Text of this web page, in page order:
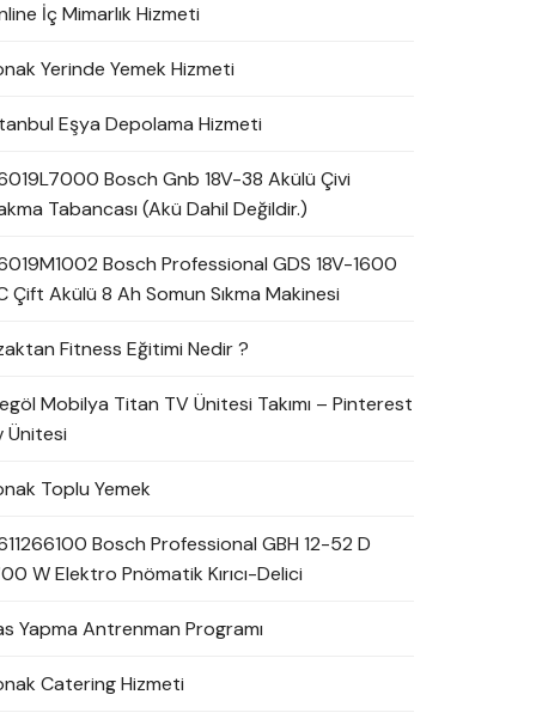
İç Mimarlık Hizmeti
Yerinde Yemek Hizmeti
Eşya Depolama Hizmeti
Bosch Gnb 18V-38 Akülü Çivi
Tabancası (Akü Dahil Değildir.)
Bosch Professional GDS 18V-1600
Çift Akülü 8 Ah Somun Sıkma Makinesi
Fitness Eğitimi Nedir ?
Mobilya Titan TV Ünitesi Takımı – Pinterest
Ünitesi
Toplu Yemek
Bosch Professional GBH 12-52 D
W Elektro Pnömatik Kırıcı-Delici
Yapma Antrenman Programı
Catering Hizmeti